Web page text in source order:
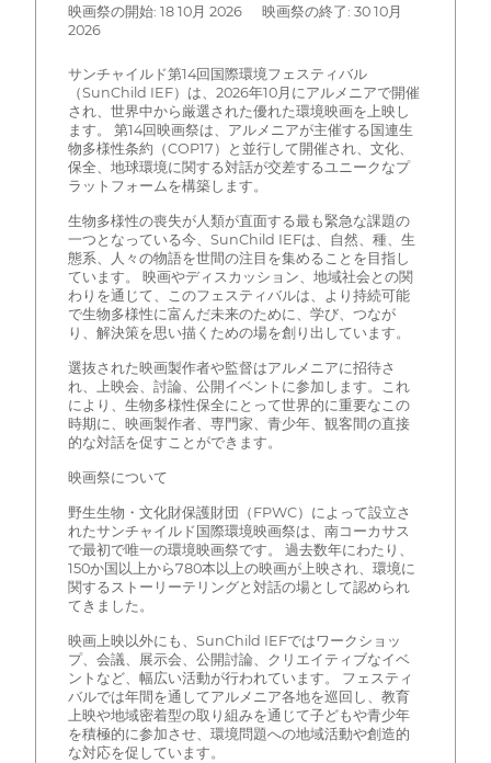
映画祭の開始: 18 10月 2026 映画祭の終了: 30 10月
2026
サンチャイルド第14回国際環境フェスティバル
（SunChild IEF）は、2026年10月にアルメニアで開催
され、世界中から厳選された優れた環境映画を上映し
ます。 第14回映画祭は、アルメニアが主催する国連生
物多様性条約（COP17）と並行して開催され、文化、
保全、地球環境に関する対話が交差するユニークなプ
ラットフォームを構築します。
生物多様性の喪失が人類が直面する最も緊急な課題の
一つとなっている今、SunChild IEFは、自然、種、生
態系、人々の物語を世間の注目を集めることを目指し
ています。 映画やディスカッション、地域社会との関
わりを通じて、このフェスティバルは、より持続可能
で生物多様性に富んだ未来のために、学び、つなが
り、解決策を思い描くための場を創り出しています。
選抜された映画製作者や監督はアルメニアに招待さ
れ、上映会、討論、公開イベントに参加します。これ
により、生物多様性保全にとって世界的に重要なこの
時期に、映画製作者、専門家、青少年、観客間の直接
的な対話を促すことができます。
映画祭について
野生生物・文化財保護財団（FPWC）によって設立さ
れたサンチャイルド国際環境映画祭は、南コーカサス
で最初で唯一の環境映画祭です。 過去数年にわたり、
150か国以上から780本以上の映画が上映され、環境に
関するストーリーテリングと対話の場として認められ
てきました。
映画上映以外にも、SunChild IEFではワークショッ
プ、会議、展示会、公開討論、クリエイティブなイベ
ントなど、幅広い活動が行われています。 フェスティ
バルでは年間を通してアルメニア各地を巡回し、教育
上映や地域密着型の取り組みを通じて子どもや青少年
を積極的に参加させ、環境問題への地域活動や創造的
な対応を促しています。